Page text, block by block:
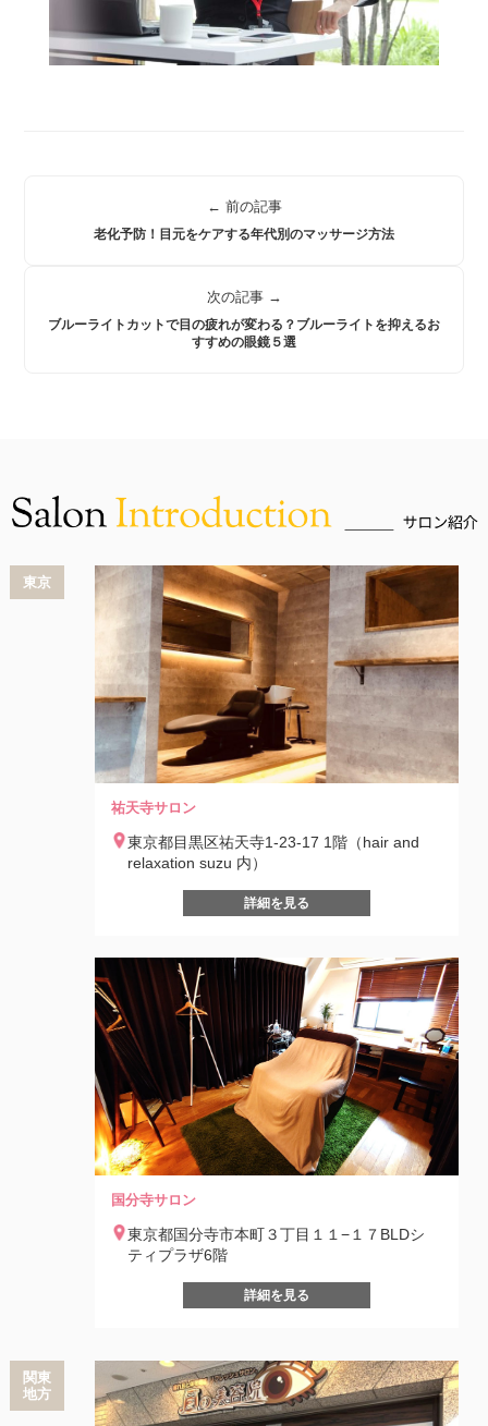
← 前の記事
老化予防！目元をケアする年代別のマッサージ方法
次の記事 →
ブルーライトカットで目の疲れが変わる？ブルーライトを抑えるお
すすめの眼鏡５選
東京
祐天寺サロン
東京都目黒区祐天寺1-23-17 1階（hair and
relaxation suzu 内）
詳細を見る
国分寺サロン
東京都国分寺市本町３丁目１１−１７BLDシ
ティプラザ6階
詳細を見る
関東
地方